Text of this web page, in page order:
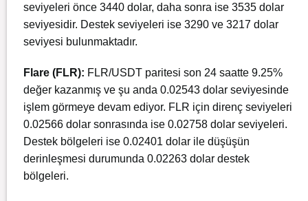
seviyeleri önce 3440 dolar, daha sonra ise 3535 dolar
seviyesidir. Destek seviyeleri ise 3290 ve 3217 dolar
seviyesi bulunmaktadır.
Flare (FLR): FLR/USDT paritesi son 24 saatte 9.25%
değer kazanmış ve şu anda 0.02543 dolar seviyesinde
işlem görmeye devam ediyor. FLR için direnç seviyeleri
0.02566 dolar sonrasında ise 0.02758 dolar seviyeleri.
Destek bölgeleri ise 0.02401 dolar ile düşüşün
derinleşmesi durumunda 0.02263 dolar destek
bölgeleri.